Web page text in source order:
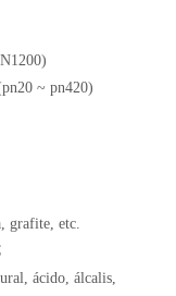
~ pn420)
grafite, etc.
ácido, álcalis,